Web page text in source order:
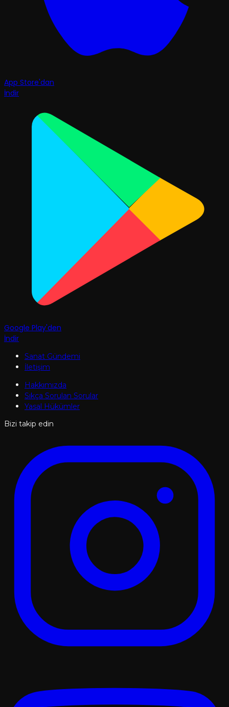
App Store'dan
İndir
Google Play'den
İndir
Sanat Gündemi
İletişim
Hakkımızda
Sıkça Sorulan Sorular
Yasal Hükümler
Bizi takip edin